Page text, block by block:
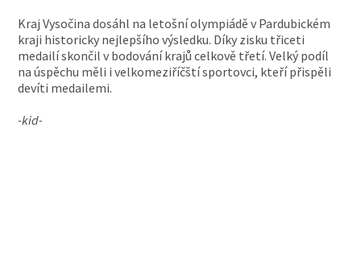
Kraj Vysočina dosáhl na letošní olympiádě v Pardubickém
kraji historicky nejlepšího výsledku. Díky zisku třiceti
medailí skončil v bodování krajů celkově třetí. Velký podíl
na úspěchu měli i velkomeziříčští sportovci, kteří přispěli
devíti medailemi.
-kid-